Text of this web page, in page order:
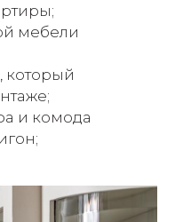
мебели
который
и комода